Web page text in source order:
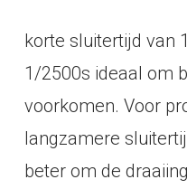
korte sluitertijd van
1/2500s ideaal om
voorkomen. Voor
langzamere
beter om de